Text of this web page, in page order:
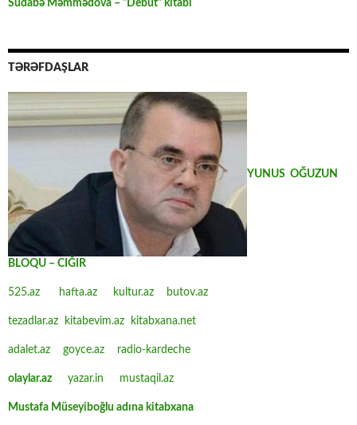
Südabə Məmmədova – “Debüt” kitabı
TƏRƏFDAŞLAR
YUNUS OĞUZUN
BLOQU – CIĞIR
525.az hafta.az kultur.az butov.az
tezadlar.az kitabevim.az kitabxana.net
adalet.az goyce.az radio-kardeche
olaylar.az yazar.in mustaqil.az
Mustafa Müseyiboğlu adına kitabxana